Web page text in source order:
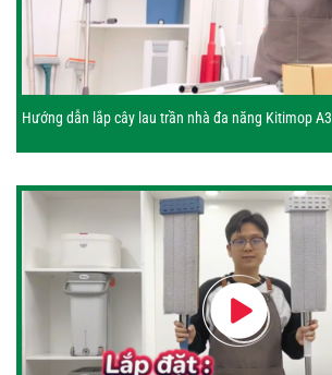
Hướng dẫn lắp cây lau trần nhà đa năng Kitimop A3